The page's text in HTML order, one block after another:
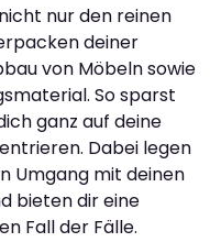
nur den reinen
deiner
von Möbeln sowie
So sparst
ganz auf deine
Dabei legen
Umgang mit deinen
bieten dir eine
Fall der Fälle.